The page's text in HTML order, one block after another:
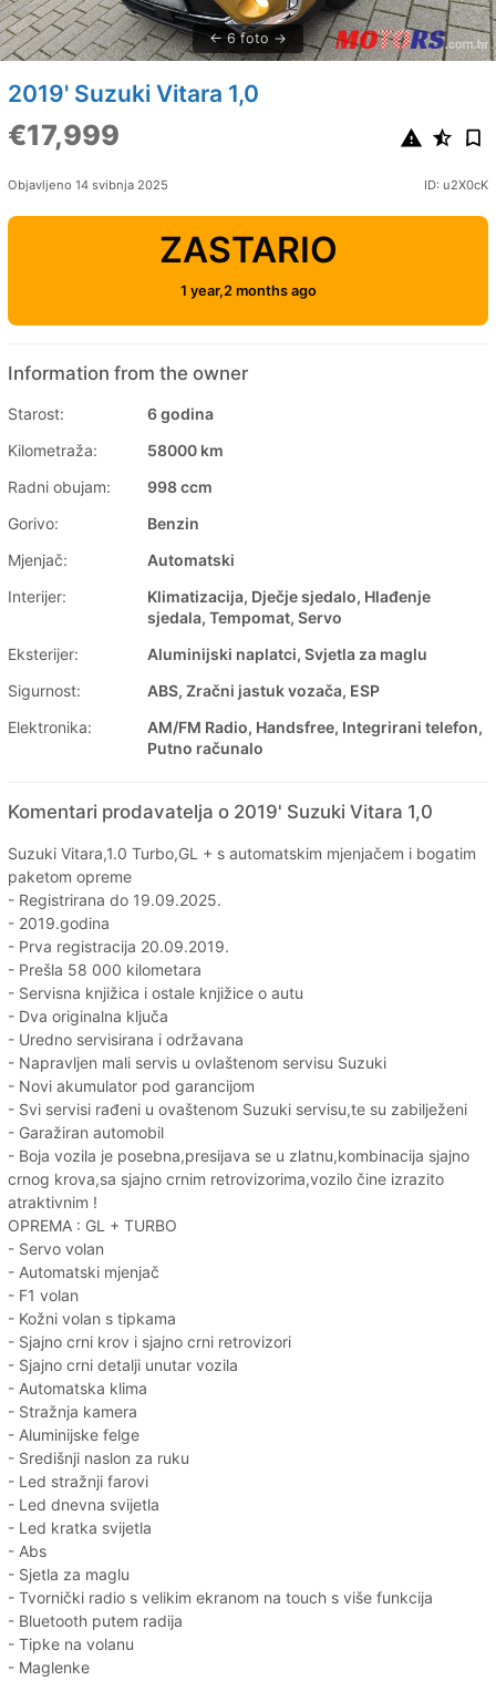
6 foto
2019' Suzuki Vitara 1,0
€17,999
Objavljeno 14 svibnja 2025 ID: u2X0cK
ZASTARIO
1 year,2 months ago
Information from the owner
Starost:
6 godina
Kilometraža:
58000 km
Radni obujam:
998 ccm
Gorivo:
Benzin
Mjenjač:
Automatski
Interijer:
Klimatizacija, Dječje sjedalo, Hlađenje
sjedala, Tempomat, Servo
Eksterijer:
Aluminijski naplatci, Svjetla za maglu
Sigurnost:
ABS, Zračni jastuk vozača, ESP
Elektronika:
AM/FM Radio, Handsfree, Integrirani telefon,
Putno računalo
Komentari prodavatelja o 2019' Suzuki Vitara 1,0
Suzuki Vitara,1.0 Turbo,GL + s automatskim mjenjačem i bogatim
paketom opreme
- Registrirana do 19.09.2025.
- 2019.godina
- Prva registracija 20.09.2019.
- Prešla 58 000 kilometara
- Servisna knjižica i ostale knjižice o autu
- Dva originalna ključa
- Uredno servisirana i održavana
- Napravljen mali servis u ovlaštenom servisu Suzuki
- Novi akumulator pod garancijom
- Svi servisi rađeni u ovaštenom Suzuki servisu,te su zabilježeni
- Garažiran automobil
- Boja vozila je posebna,presijava se u zlatnu,kombinacija sjajno
crnog krova,sa sjajno crnim retrovizorima,vozilo čine izrazito
atraktivnim !
OPREMA : GL + TURBO
- Servo volan
- Automatski mjenjač
- F1 volan
- Kožni volan s tipkama
- Sjajno crni krov i sjajno crni retrovizori
- Sjajno crni detalji unutar vozila
- Automatska klima
- Stražnja kamera
- Aluminijske felge
- Središnji naslon za ruku
- Led stražnji farovi
- Led dnevna svijetla
- Led kratka svijetla
- Abs
- Sjetla za maglu
- Tvornički radio s velikim ekranom na touch s više funkcija
- Bluetooth putem radija
- Tipke na volanu
- Maglenke